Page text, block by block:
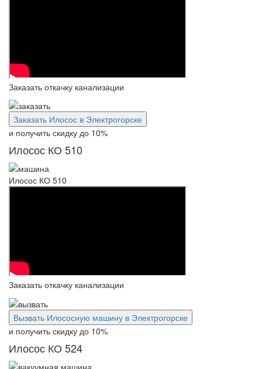
Заказать откачку канализации
Заказать Илосос в Электрогорске
и получить скидку до 10%
Илосос КО 510
Илосос КО 510
Заказать откачку канализации
Вызвать Илососную машину в Электрогорске
и получить скидку до 10%
Илосос КО 524